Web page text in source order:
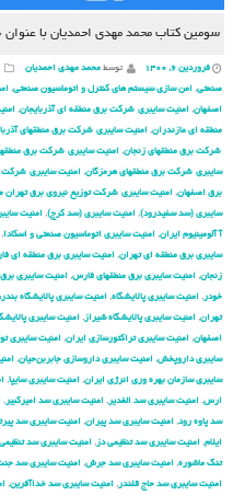
سومین کتاب محمد مهدی احمدیان با
فروردین ۶, ۱۴۰۰ توسط محمد مهدی احمدیان
صنعتی, امن سازی سیستم های کنترل و اتوماسیون صنعتی,
اصفهان, امنیت سایبری شركت برق منطقه ای آذربایجان,
منطقه ای مازندران, امنیت سایبری شركت برق منطقهای
شركت برق منطقهای زنجان, امنیت سایبری شركت برق
سایبری شركت برق منطقهای هرمزگان, امنیت سایبری شركت
برق اصفهان, امنیت سایبری شركت توزیع نیروی برق تهران
سایبری (سد سفیدرود), امنیت سایبری (سد کرج), امنیت
آ آلومینیوم ایران, امنیت سایبری اتوماسیون صنعتی و اسکادا,
سایبری برق منطقه ای تهران, امنیت سایبری برق منطقه ای
زنجان, امنیت سایبری برق منطقهای فارس, امنیت سایبری
خودر , امنیت سایبری پالایشگاه, امنیت سایبری پالایشگاه
تهران, امنیت سایبری پالایشگاه شیراز , امنیت سایبری
اصفهان, امنیت سایبری تراکتورسازی ایران, امنیت سایبری
سایبری داروپخش, امنیت سایبری داروسازی جابربن‌حیان,
سایبری سازمان بهره وری انرژی ایران, امنیت سایبری سایپا,
ارس, امنیت سایبری سد الغدیر , امنیت سایبری سد امیرکبیر ,
سد پاوه رود, امنیت سایبری سد پیران, امنیت سایبری سد
ایلام, امنیت سایبری سد تنظیمی دز , امنیت سایبری سد
تنگ ماشوره, امنیت سایبری سد جرش, امنیت سایبری سد
امنیت سایبری سد حاج قلندر , امنیت سایبری سد خداآفرین,